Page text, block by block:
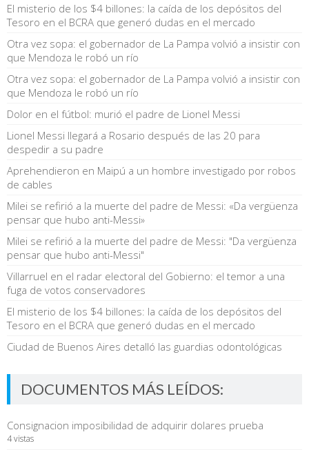
El misterio de los $4 billones: la caída de los depósitos del
Tesoro en el BCRA que generó dudas en el mercado
Otra vez sopa: el gobernador de La Pampa volvió a insistir con
que Mendoza le robó un río
Otra vez sopa: el gobernador de La Pampa volvió a insistir con
que Mendoza le robó un río
Dolor en el fútbol: murió el padre de Lionel Messi
Lionel Messi llegará a Rosario después de las 20 para
despedir a su padre
Aprehendieron en Maipú a un hombre investigado por robos
de cables
Milei se refirió a la muerte del padre de Messi: «Da vergüenza
pensar que hubo anti-Messi»
Milei se refirió a la muerte del padre de Messi: "Da vergüenza
pensar que hubo anti-Messi"
Villarruel en el radar electoral del Gobierno: el temor a una
fuga de votos conservadores
El misterio de los $4 billones: la caída de los depósitos del
Tesoro en el BCRA que generó dudas en el mercado
Ciudad de Buenos Aires detalló las guardias odontológicas
DOCUMENTOS MÁS LEÍDOS:
Consignacion imposibilidad de adquirir dolares prueba
4 vistas